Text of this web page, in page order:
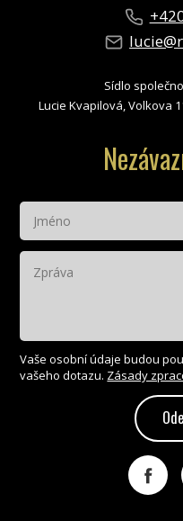
Sídlo
Lucie Kvapilová, Volkova
Vaše osobní údaje budou
vašeho dotazu. Zásady